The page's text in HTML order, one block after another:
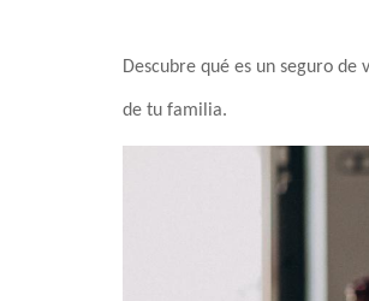
Descubre qué es un seguro
de tu familia.